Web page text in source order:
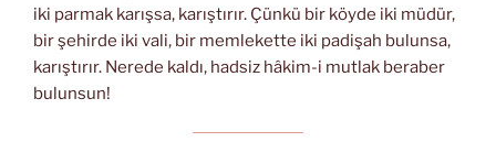
iki parmak karışsa, karıştırır. Çünkü bir köyde iki müdür,
bir şehirde iki vali, bir memlekette iki padişah bulunsa,
karıştırır. Nerede kaldı, hadsiz hâkim-i mutlak beraber
bulunsun!